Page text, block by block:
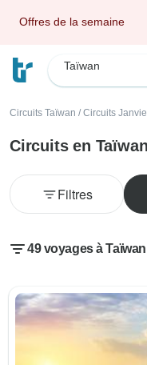
Offres de la semaine
Taïwan
Circuits Taïwan / Circuits
Circuits en
Filtres
49 voyages à